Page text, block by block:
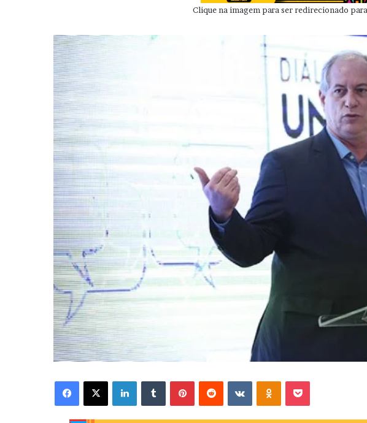
Clique na imagem para ser redirecionado
Facebook X Linkedin VK OK